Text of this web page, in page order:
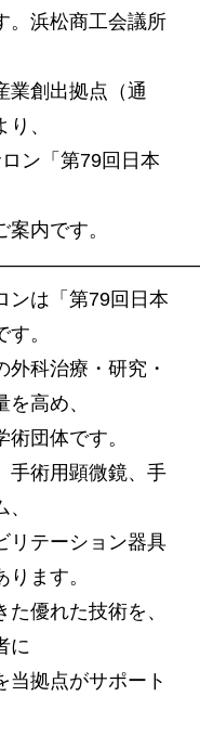
。浜松商工会議所
業創出拠点（通
、
ン「第79回日本
内です。
ンは「第79回日本
。
科治療・研究・
高め、
団体です。
手術用顕微鏡、手
リテーション器具
ます。
優れた技術を、
に
当拠点がサポート